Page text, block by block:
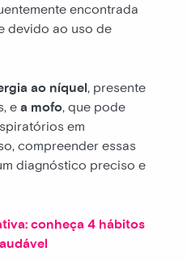
encontrada
devido ao uso de
ao níquel, presente
e a mofo, que pode
em
compreender essas
diagnóstico preciso e
conheça 4 hábitos